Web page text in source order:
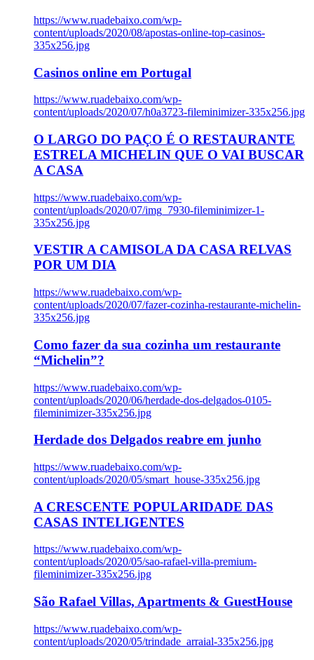
https://www.ruadebaixo.com/wp-
content/uploads/2020/08/apostas-online-top-casinos-
335x256.jpg
Casinos online em Portugal
https://www.ruadebaixo.com/wp-
content/uploads/2020/07/h0a3723-fileminimizer-335x256.jpg
O LARGO DO PAÇO É O RESTAURANTE
ESTRELA MICHELIN QUE O VAI BUSCAR
A CASA
https://www.ruadebaixo.com/wp-
content/uploads/2020/07/img_7930-fileminimizer-1-
335x256.jpg
VESTIR A CAMISOLA DA CASA RELVAS
POR UM DIA
https://www.ruadebaixo.com/wp-
content/uploads/2020/07/fazer-cozinha-restaurante-michelin-
335x256.jpg
Como fazer da sua cozinha um restaurante
“Michelin”?
https://www.ruadebaixo.com/wp-
content/uploads/2020/06/herdade-dos-delgados-0105-
fileminimizer-335x256.jpg
Herdade dos Delgados reabre em junho
https://www.ruadebaixo.com/wp-
content/uploads/2020/05/smart_house-335x256.jpg
A CRESCENTE POPULARIDADE DAS
CASAS INTELIGENTES
https://www.ruadebaixo.com/wp-
content/uploads/2020/05/sao-rafael-villa-premium-
fileminimizer-335x256.jpg
São Rafael Villas, Apartments & GuestHouse
https://www.ruadebaixo.com/wp-
content/uploads/2020/05/trindade_arraial-335x256.jpg